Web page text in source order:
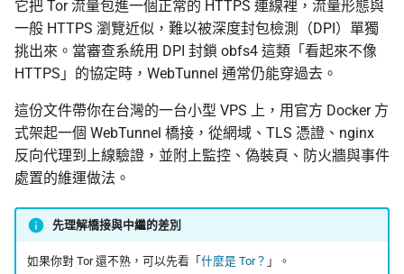
怎麼維持多個網路身分
為什麼匿名支付重要
加密 DNS 怎麼選、怎
認真的生效
什麼是 Tails
Tails、Whonix、Qubes
差別
什麼是 OONI
倡議組織的匿名捐款管
在中國大陸的公開平台
播資訊
出差與研討會的數位準
助產生目的地概況
文章
更新
活動
社群
觀察
設定 nginx 反向代理
第二部分：用 Docker 執行
WebTunnel 橋接
安裝 Docker
建立 .env 設定檔
下載 docker-compose 設定
取得橋接行並驗證
它把 Tor 流量包進一個正常的 HTTPS 連線裡，流量形態與
一般 HTTPS 瀏覽近似，難以被深度封包檢測（DPI）單獨
挑出來。當審查系統用 DPI 封鎖 obfs4 這類「看起來不像
HTTPS」的協定時，WebTunnel 通常仍能穿過去。
這份文件帶你在台灣的一台小型 VPS 上，用官方 Docker 方
式架起一個 WebTunnel 橋接，從網域、TLS 憑證、nginx
反向代理到上線驗證，並附上監控、偽裝頁、防火牆與事件
處置的維運做法。
先理解橋接與中繼的差別
如果你對 Tor 還不熟，可以先看「 什麼是 Tor？ 」。